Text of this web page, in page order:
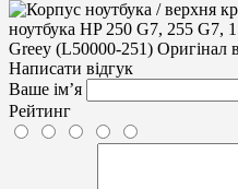
Написати відгук
Ваше ім’я
Рейтинг